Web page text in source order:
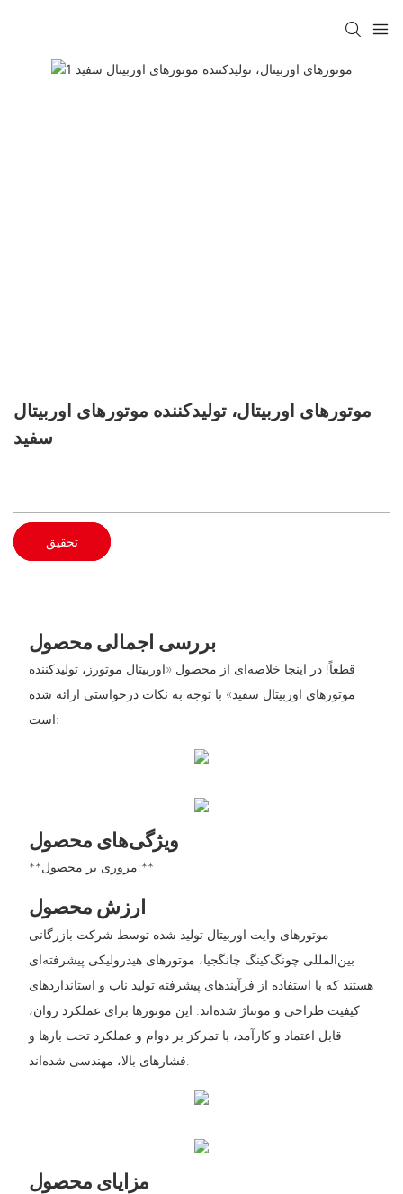
موتورهای اوربیتال، تولیدکننده موتورهای اوربیتال
سفید
تحقیق
بررسی اجمالی محصول
قطعاً! در اینجا خلاصه‌ای از محصول «اوربیتال موتورز، تولیدکننده
موتورهای اوربیتال سفید» با توجه به نکات درخواستی ارائه شده
است:
ویژگی‌های محصول
**مروری بر محصول:**
ارزش محصول
موتورهای وایت اوربیتال تولید شده توسط شرکت بازرگانی
بین‌المللی چونگ‌کینگ چانگجیا، موتورهای هیدرولیکی پیشرفته‌ای
هستند که با استفاده از فرآیندهای پیشرفته تولید ناب و استانداردهای
کیفیت طراحی و مونتاژ شده‌اند. این موتورها برای عملکرد روان،
قابل اعتماد و کارآمد، با تمرکز بر دوام و عملکرد تحت بارها و
مزایای محصول